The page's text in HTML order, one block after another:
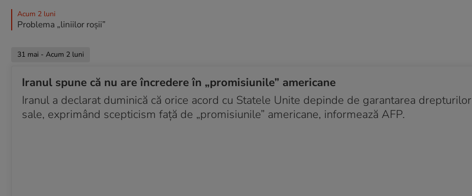
Acum 2 luni
Problema „liniilor roșii”
31 mai - Acum 2 luni
Iranul spune că nu are încredere în „promisiunile” americane
Iranul a declarat duminică că orice acord cu Statele Unite depinde de garantarea drepturilor
sale, exprimând scepticism față de „promisiunile” americane, informează AFP.